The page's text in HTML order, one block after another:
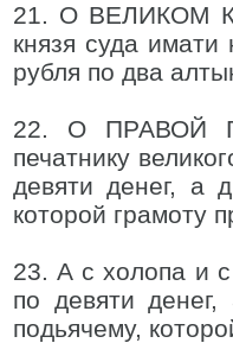
21. О ВЕЛИКОМ
князя суда
рубля по два
22. О ПРАВОЙ
печатнику
девяти денег, а
которой грамоту
23. А с холопа и
по девяти
подьячему,